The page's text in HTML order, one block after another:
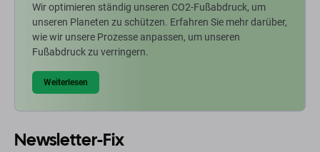
Wir optimieren ständig unseren CO2-Fußabdruck, um
unseren Planeten zu schützen. Erfahren Sie mehr darüber,
wie wir unsere Prozesse anpassen, um unseren
Fußabdruck zu verringern.
Weiterlesen
Newsletter-Fix